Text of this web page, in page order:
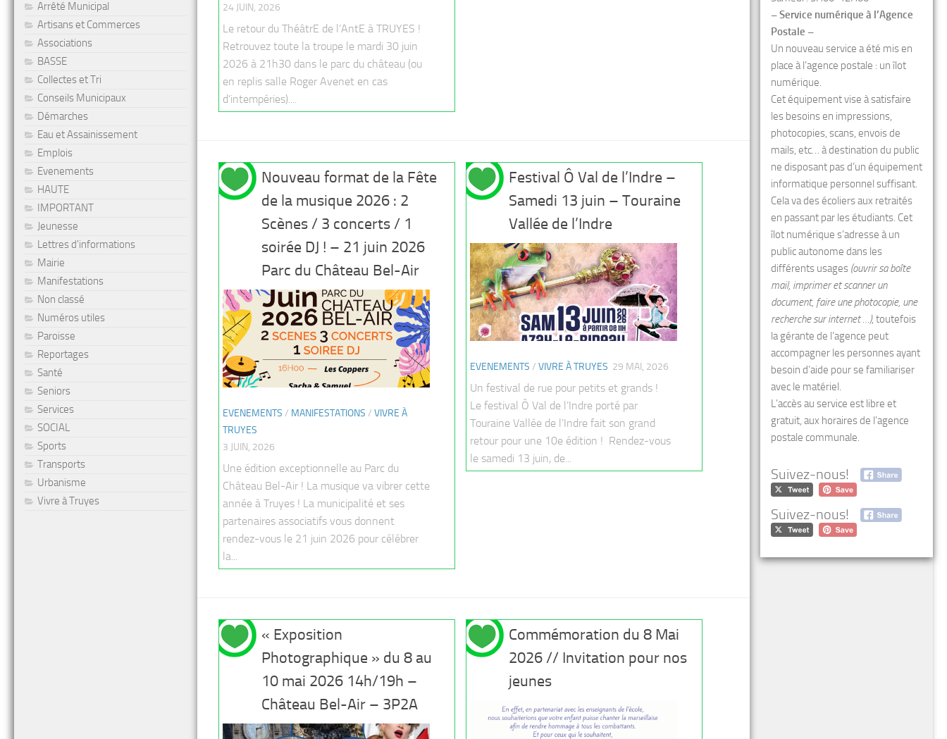
24 JUIN, 2026
Le retour du ThéâtrE de l’AntE à TRUYES !
Retrouvez toute la troupe le mardi 30 juin
2026 à 21h30 dans le parc du château (ou
en replis salle Roger Avenet en cas
d’intempéries)....
Nouveau format de la Fête
de la musique 2026 : 2
Scènes / 3 concerts / 1
soirée DJ ! – 21 juin 2026
Parc du Château Bel-Air
EVENEMENTS / MANIFESTATIONS / VIVRE À
TRUYES
3 JUIN, 2026
Une édition exceptionnelle au Parc du
Château Bel-Air ! La musique va vibrer cette
année à Truyes ! La municipalité et ses
partenaires associatifs vous donnent
rendez-vous le 21 juin 2026 pour célébrer
la...
Festival Ô Val de l’Indre –
Samedi 13 juin – Touraine
Vallée de l’Indre
EVENEMENTS /VIVRE À TRUYES 29 MAI, 2026
Un festival de rue pour petits et grands !
Le festival Ô Val de l’Indre porté par
Touraine Vallée de l’Indre fait son grand
retour pour une 10e édition ! Rendez-vous
le samedi 13 juin, de...
« Exposition
Photographique » du 8 au
10 mai 2026 14h/19h –
Château Bel-Air – 3P2A
Commémoration du 8 Mai
2026 // Invitation pour nos
jeunes
Arrêté Municipal
Artisans et Commerces
Associations
BASSE
Collectes et Tri
Conseils Municipaux
Démarches
Eau et Assainissement
Emplois
Evenements
HAUTE
IMPORTANT
Jeunesse
Lettres d'informations
Mairie
Manifestations
Non classé
Numéros utiles
Paroisse
Reportages
Santé
Seniors
Services
SOCIAL
Sports
Transports
Urbanisme
Vivre à Truyes
– Service numérique à l’Agence
Postale –
Un nouveau service a été mis en
place à l’agence postale : un îlot
numérique.
Cet équipement vise à satisfaire
les besoins en impressions,
photocopies, scans, envois de
mails, etc… à destination du public
ne disposant pas d’un équipement
informatique personnel suffisant.
Cela va des écoliers aux retraités
en passant par les étudiants. Cet
îlot numérique s’adresse à un
public autonome dans les
différents usages (ouvrir sa boîte
mail, imprimer et scanner un
document, faire une photocopie, une
recherche sur internet …), toutefois
la gérante de l’agence peut
accompagner les personnes ayant
besoin d’aide pour se familiariser
avec le matériel.
L’accès au service est libre et
gratuit, aux horaires de l’agence
postale communale.
Suivez-nous!
Suivez-nous!